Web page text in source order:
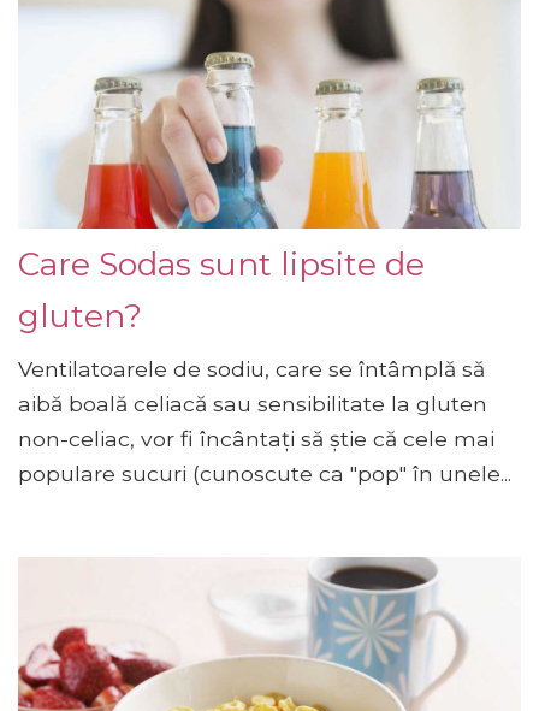
Care Sodas sunt lipsite de
gluten?
Ventilatoarele de sodiu, care se întâmplă să
aibă boală celiacă sau sensibilitate la gluten
non-celiac, vor fi încântați să știe că cele mai
populare sucuri (cunoscute ca "pop" în unele...